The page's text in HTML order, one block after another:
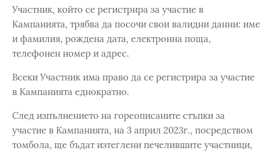
Участник, който се регистрира за участие в
Кампанията, трябва да посочи свои валидни данни: име
и фамилия, рождена дата, електронна поща,
телефонен номер и адрес.
Всеки Участник има право да се регистрира за участие
в Кампанията еднократно.
След изпълнението на гореописаните стъпки за
участие в Кампанията, на 3 април 2023г., посредством
томбола, ще бъдат изтеглени печелившите участници,